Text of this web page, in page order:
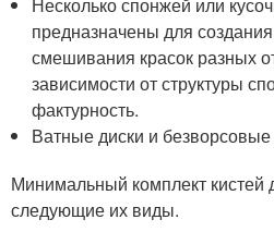
предназначены для
смешивания красок разных
зависимости от структуры
фактурность.
Ватные диски и
Минимальный комплект кистей
следующие их виды.